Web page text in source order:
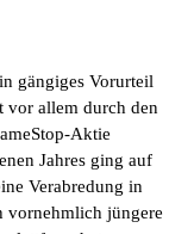
gängiges Vorurteil
vor allem durch den
Aktie
Jahres ging auf
Verabredung in
vornehmlich jüngere